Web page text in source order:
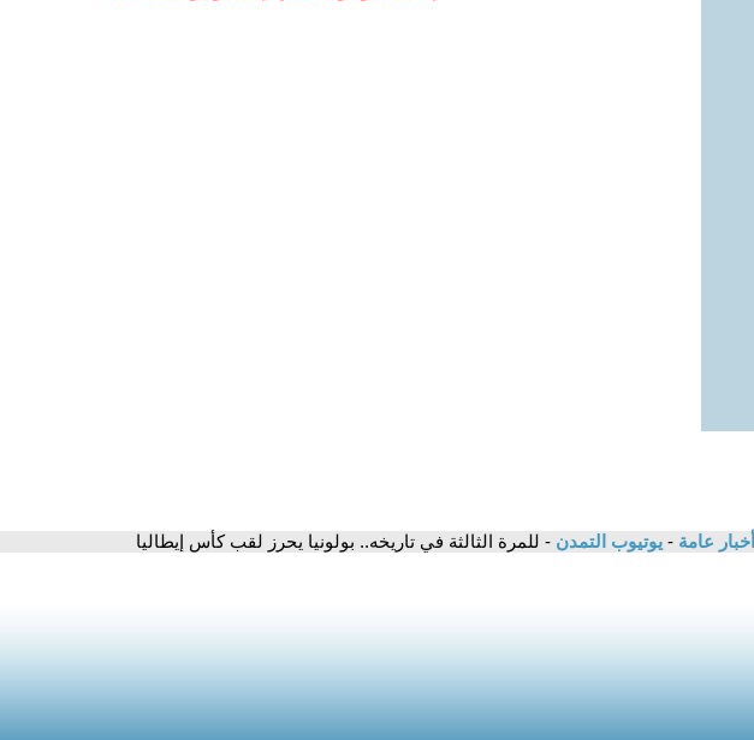
أخبار عامة - يوتيوب التمدن - للمرة الثالثة في تاريخه.. بولونيا يحرز لقب كأس إيطاليا